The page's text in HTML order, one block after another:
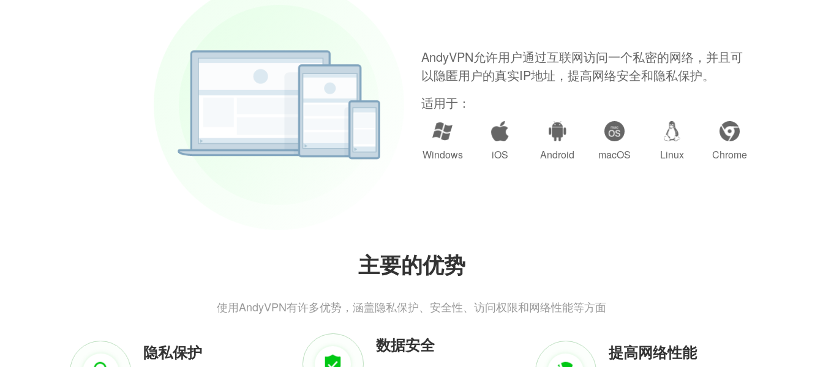
AndyVPN允许用户通过互联网访问一个私密的网络，并且可
以隐匿用户的真实IP地址，提高网络安全和隐私保护。
适用于：
Windows iOS Android macOS Linux Chrome
主要的优势
使用AndyVPN有许多优势，涵盖隐私保护、安全性、访问权限和网络性能等方面
隐私保护 数据安全 提高网络性能